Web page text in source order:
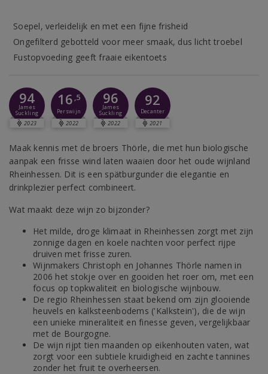
Soepel, verleidelijk en met een fijne frisheid
Ongefilterd gebotteld voor meer smaak, dus licht troebel
Fustopvoeding geeft fraaie eikentoets
94
James
Suckling
2023
16 ,5
Perswijn
2022
96
James
Suckling
2022
92
Decanter
2021
Maak kennis met de broers Thörle, die met hun biologische
aanpak een frisse wind laten waaien door het oude wijnland
Rheinhessen. Dit is een spätburgunder die elegantie en
drinkplezier perfect combineert.
Wat maakt deze wijn zo bijzonder?
Het milde, droge klimaat in Rheinhessen zorgt met zijn
zonnige dagen en koele nachten voor perfect rijpe
druiven met frisse zuren.
Wijnmakers Christoph en Johannes Thörle namen in
2006 het stokje over en gooiden het roer om, met een
focus op topkwaliteit en biologische wijnbouw.
De regio Rheinhessen staat bekend om zijn glooiende
heuvels en kalksteenbodems ('Kalkstein'), die de wijn
een unieke mineraliteit en finesse geven, vergelijkbaar
met de Bourgogne.
De wijn rijpt tien maanden op eikenhouten vaten, wat
zorgt voor een subtiele kruidigheid en zachte tannines
zonder het fruit te overheersen.